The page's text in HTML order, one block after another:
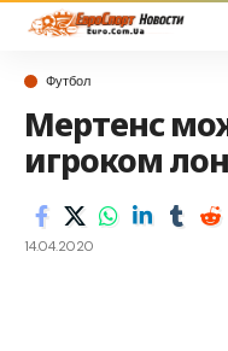
Футбол
Мертенс
игроком
14.04.2020